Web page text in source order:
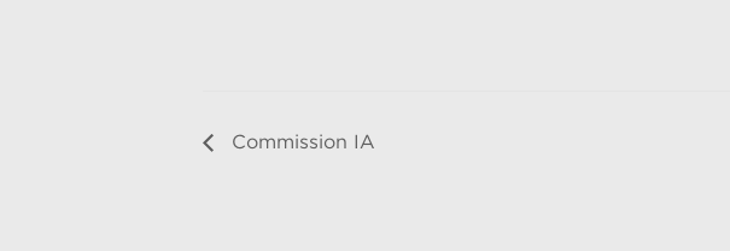
Commission IA